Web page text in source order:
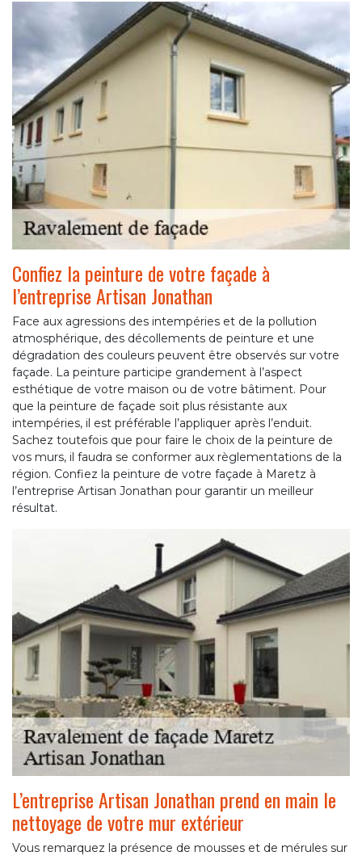
Confiez la peinture de votre façade à
l’entreprise Artisan Jonathan
Face aux agressions des intempéries et de la pollution
atmosphérique, des décollements de peinture et une
dégradation des couleurs peuvent être observés sur votre
façade. La peinture participe grandement à l’aspect
esthétique de votre maison ou de votre bâtiment. Pour
que la peinture de façade soit plus résistante aux
intempéries, il est préférable l’appliquer après l’enduit.
Sachez toutefois que pour faire le choix de la peinture de
vos murs, il faudra se conformer aux règlementations de la
région. Confiez la peinture de votre façade à Maretz à
l’entreprise Artisan Jonathan pour garantir un meilleur
résultat.
L’entreprise Artisan Jonathan prend en main le
nettoyage de votre mur extérieur
Vous remarquez la présence de mousses et de mérules sur